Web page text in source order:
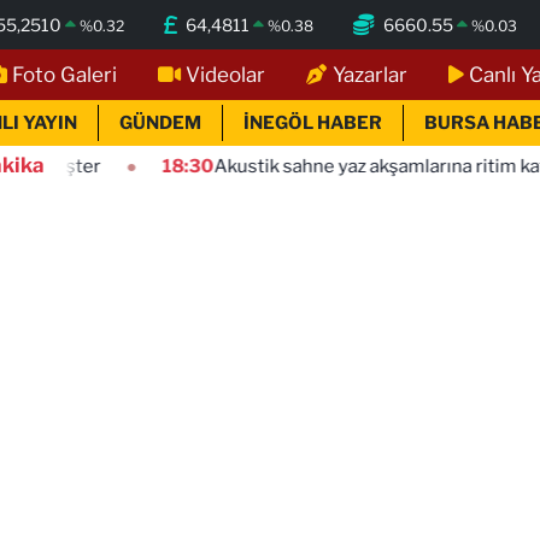
%0.32 64,4811 %0.38 6660.55 %0.03
Foto Galeri Videolar Yazarlar Canlı
YAYIN GÜNDEM İNEGÖL HABER BURSA
18:30 Akustik sahne yaz akşamlarına ritim katıyor